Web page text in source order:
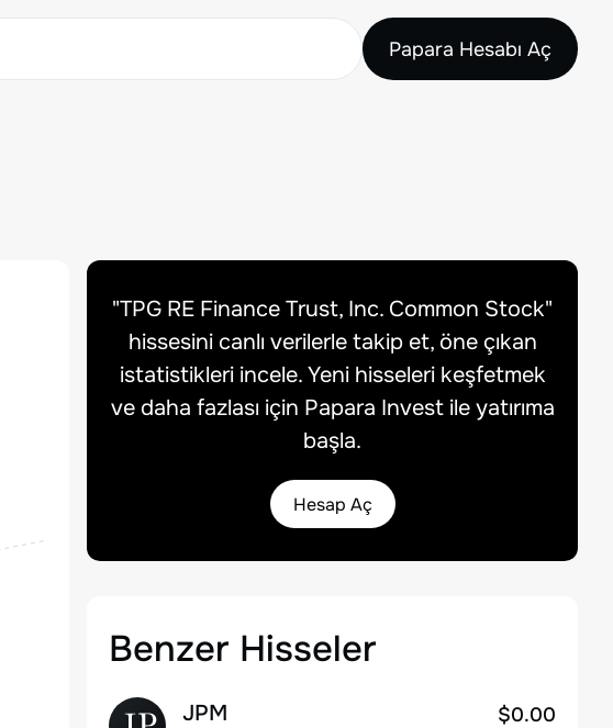
Papara Hesabı Aç
"TPG RE Finance Trust, Inc. Common Stock"
hissesini canlı verilerle takip et, öne çıkan
istatistikleri incele. Yeni hisseleri keşfetmek
ve daha fazlası için Papara Invest ile yatırıma
başla.
Hesap Aç
Benzer Hisseler
JPM $0.00